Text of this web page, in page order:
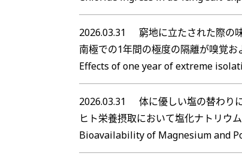
2026.03.31
窮地に立たされた際の
南極での1年間の極度の隔離が嗅覚
Effects of one year of extreme
2026.03.31
体に優しい塩の替わり
ヒト栄養摂取において塩化ナトリウ
Bioavailability of Magnesium and